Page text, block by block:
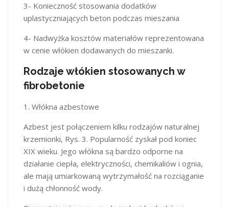
3- Konieczność stosowania dodatków
uplastyczniających beton podczas mieszania
4- Nadwyżka kosztów materiałów reprezentowana
w cenie włókien dodawanych do mieszanki.
Rodzaje włókien stosowanych w
fibrobetonie
1. Włókna azbestowe
Azbest jest połączeniem kilku rodzajów naturalnej
krzemionki, Rys. 3. Popularność zyskał pod koniec
XIX wieku. Jego włókna są bardzo odporne na
działanie ciepła, elektryczności, chemikaliów i ognia,
ale mają umiarkowaną wytrzymałość na rozciąganie
i dużą chłonność wody.